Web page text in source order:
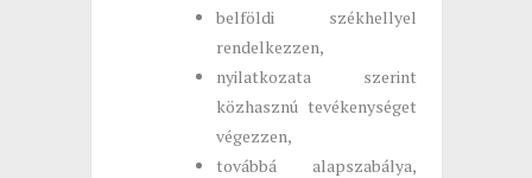
belföldi székhellyel
rendelkezzen,
nyilatkozata szerint
közhasznú tevékenységet
végezzen,
továbbá alapszabálya,